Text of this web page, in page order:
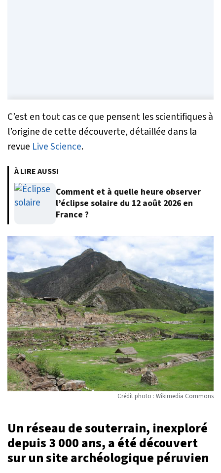
C’est en tout cas ce que pensent les scientifiques à
l’origine de cette découverte, détaillée dans la
revue Live Science.
À LIRE AUSSI
Comment et à quelle heure observer
l’éclipse solaire du 12 août 2026 en
France ?
Crédit photo : Wikimedia Commons
Un réseau de souterrain, inexploré
depuis 3 000 ans, a été découvert
sur un site archéologique péruvien